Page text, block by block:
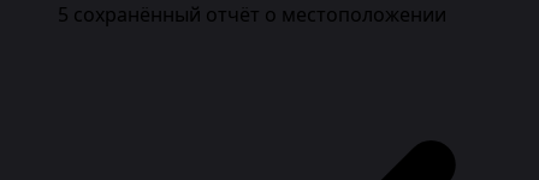
5 сохранённый отчёт о местоположении